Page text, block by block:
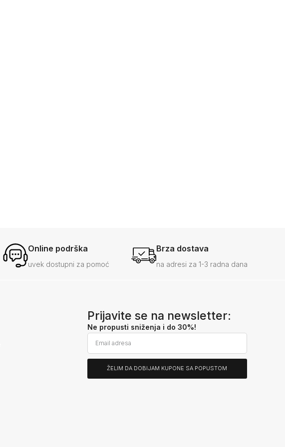
Online podrška
uvek dostupni za pomoć
Brza dostava
na adresi za 1-3 radna dana
Prijavite se na newsletter:
Ne propusti sniženja i do 30%!
ŽELIM DA DOBIJAM KUPONE SA POPUSTOM